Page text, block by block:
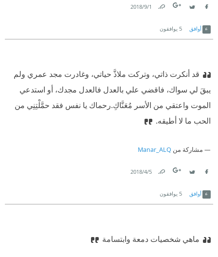
1‏/9‏/2018
أوافق 5 يوافقون
قد أنكرت ذاتي، وتركت ملاذَّ حياتي، وغادرت مجد عمري ولم
يبقَ لي سواك، فاقضي علي بالعدل فالعدل مجدك، أو استدعي
الموت واعتقي من الأسر مُعَنَّاكِ.رحماك يا نفس فقد حمَّلْتِنِي من
الحب ما لا أطيقه.
مشاركة من Manar_ALQ
5‏/4‏/2018
أوافق 5 يوافقون
ماهي شخصيات دمعة وابتسامة